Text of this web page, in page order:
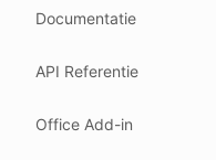
How tokens work
Where we comply
Case studies
Documentatie
API Referentie
Office Add-in